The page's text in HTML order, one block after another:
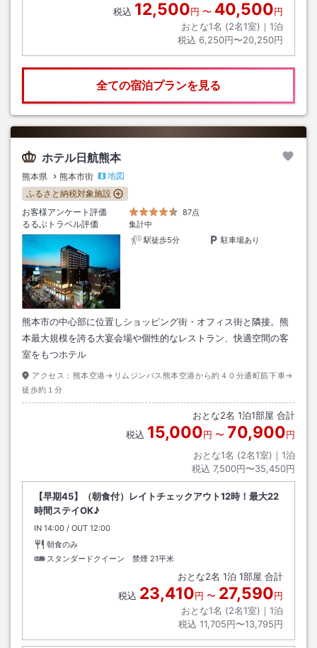
税込 12,500円 〜 40,500円
おとな1名 (2名1室)｜ 1泊
税込 6,250円〜20,250円
全ての宿泊プランを見る
ホテル日航熊本
熊本県 熊本市街
地図
ふるさと納税対象施設
お客様アンケート評価
87点
るるぶトラベル評価
集計中
駅徒歩5分
駐車場あり
熊本市の中心部に位置しショッピング街・オフィス街と隣接。熊
本最大規模を誇る大宴会場や個性的なレストラン、快適空間の客
室をもつホテル
アクセス： 熊本空港→リムジンバス熊本空港から約４０分通町筋下車→
徒歩約１分
おとな2名 1泊1部屋 合計
税込 15,000円 〜 70,900円
おとな1名 (2名1室)｜ 1泊
税込 7,500円〜35,450円
【早期45】（朝食付）レイトチェックアウト12時！最大22
時間ステイOK♪
IN チェックイン
14:00 / OUT チェックアウト
12:00
朝食のみ
スタンダードクイーン 禁煙 21平米
おとな2名 1泊 1部屋 合計
税込 23,410円 〜 27,590円
おとな1名 (2名1室)｜ 1泊
税込 11,705円〜13,795円